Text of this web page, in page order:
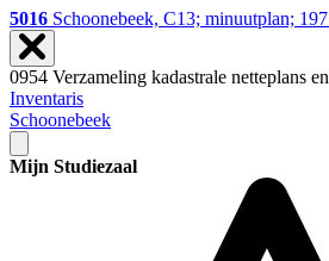
5016 Schoonebeek, C13; minuutplan;
0954 Verzameling kadastrale netteplans
Inventaris
Schoonebeek
Mijn Studiezaal